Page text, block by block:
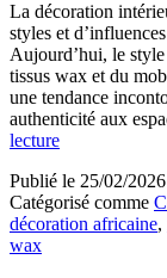
La décoration
styles et
Aujourd’hui, le style
tissus wax et du
une tendance
authenticité aux
lectureIncorporer
influences
africaines
dans
Publié le 25/02/2026
Catégorisé comme
décoration africaine,
wax